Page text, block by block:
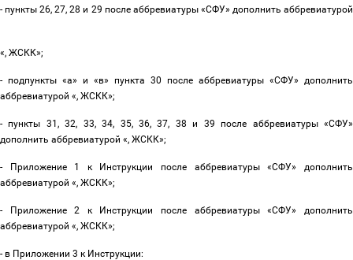
- пункты 26, 27, 28 и 29 после аббревиатуры «СФУ» дополнить аббревиатурой
«, ЖСКК»;
- подпункты «а» и «в» пункта 30 после аббревиатуры «СФУ» дополнить
аббревиатурой «, ЖСКК»;
- пункты 31, 32, 33, 34, 35, 36, 37, 38 и 39 после аббревиатуры «СФУ»
дополнить аббревиатурой «, ЖСКК»;
- Приложение 1 к Инструкции после аббревиатуры «СФУ» дополнить
аббревиатурой «, ЖСКК»;
- Приложение 2 к Инструкции после аббревиатуры «СФУ» дополнить
аббревиатурой «, ЖСКК»;
- в Приложении 3 к Инструкции: